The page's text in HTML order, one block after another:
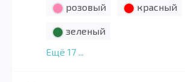
розовый красный
зеленый
Ещё 17 ...